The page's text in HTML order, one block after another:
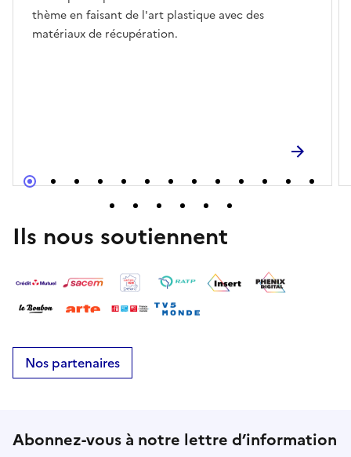
thème en faisant de l'art plastique avec des
matériaux de récupération.
Ils nous soutiennent
Nos partenaires
Abonnez-vous à notre lettre d’information